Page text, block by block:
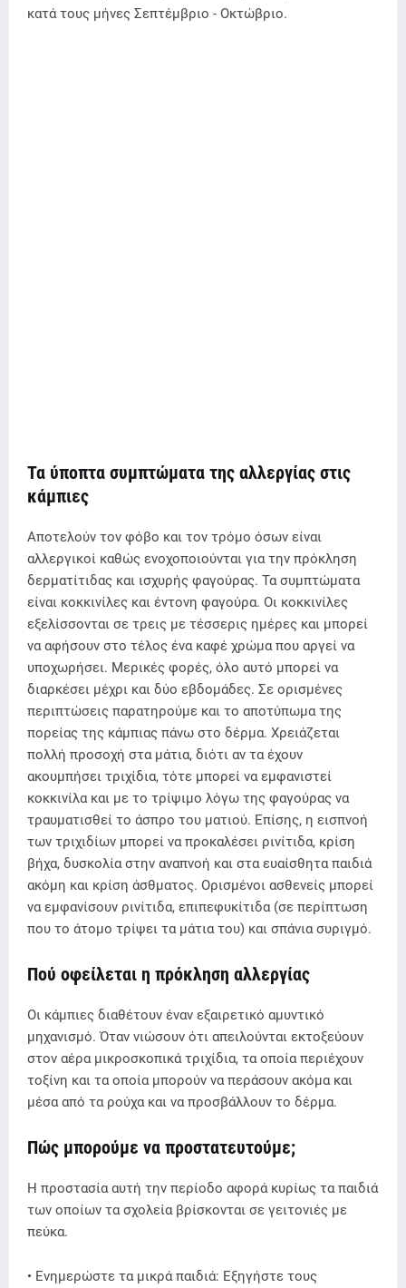
κατά τους μήνες Σεπτέμβριο - Οκτώβριο.
Τα ύποπτα συμπτώματα της αλλεργίας στις
κάμπιες
Αποτελούν τον φόβο και τον τρόμο όσων είναι
αλλεργικοί καθώς ενοχοποιούνται για την πρόκληση
δερματίτιδας και ισχυρής φαγούρας. Τα συμπτώματα
είναι κοκκινίλες και έντονη φαγούρα. Οι κοκκινίλες
εξελίσσονται σε τρεις με τέσσερις ημέρες και μπορεί
να αφήσουν στο τέλος ένα καφέ χρώμα που αργεί να
υποχωρήσει. Μερικές φορές, όλο αυτό μπορεί να
διαρκέσει μέχρι και δύο εβδομάδες. Σε ορισμένες
περιπτώσεις παρατηρούμε και το αποτύπωμα της
πορείας της κάμπιας πάνω στο δέρμα. Χρειάζεται
πολλή προσοχή στα μάτια, διότι αν τα έχουν
ακουμπήσει τριχίδια, τότε μπορεί να εμφανιστεί
κοκκινίλα και με το τρίψιμο λόγω της φαγούρας να
τραυματισθεί το άσπρο του ματιού. Επίσης, η εισπνοή
των τριχιδίων μπορεί να προκαλέσει ρινίτιδα, κρίση
βήχα, δυσκολία στην αναπνοή και στα ευαίσθητα παιδιά
ακόμη και κρίση άσθματος. Ορισμένοι ασθενείς μπορεί
να εμφανίσουν ρινίτιδα, επιπεφυκίτιδα (σε περίπτωση
που το άτομο τρίψει τα μάτια του) και σπάνια συριγμό.
Πού οφείλεται η πρόκληση αλλεργίας
Οι κάμπιες διαθέτουν έναν εξαιρετικό αμυντικό
μηχανισμό. Όταν νιώσουν ότι απειλούνται εκτοξεύουν
στον αέρα μικροσκοπικά τριχίδια, τα οποία περιέχουν
τοξίνη και τα οποία μπορούν να περάσουν ακόμα και
μέσα από τα ρούχα και να προσβάλλουν το δέρμα.
Πώς μπορούμε να προστατευτούμε;
Η προστασία αυτή την περίοδο αφορά κυρίως τα παιδιά
των οποίων τα σχολεία βρίσκονται σε γειτονιές με
πεύκα.
• Ενημερώστε τα μικρά παιδιά: Εξηγήστε τους